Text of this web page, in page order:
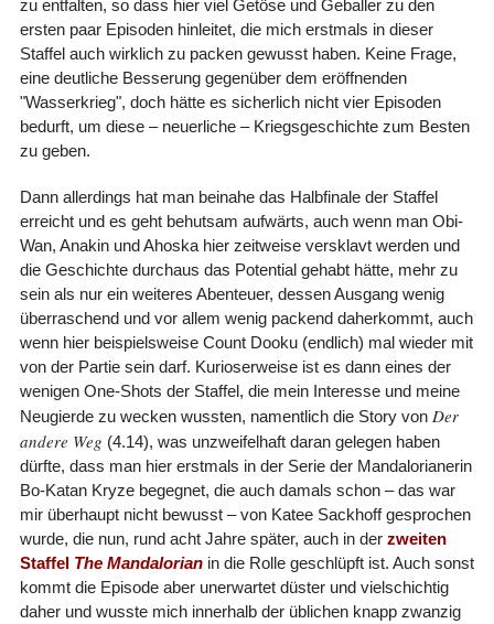
zu entfalten, so dass hier viel Getöse und Geballer zu den
ersten paar Episoden hinleitet, die mich erstmals in dieser
Staffel auch wirklich zu packen gewusst haben. Keine Frage,
eine deutliche Besserung gegenüber dem eröffnenden
"Wasserkrieg", doch hätte es sicherlich nicht vier Episoden
bedurft, um diese – neuerliche – Kriegsgeschichte zum Besten
zu geben.
Dann allerdings hat man beinahe das Halbfinale der Staffel
erreicht und es geht behutsam aufwärts, auch wenn man Obi-
Wan, Anakin und Ahoska hier zeitweise versklavt werden und
die Geschichte durchaus das Potential gehabt hätte, mehr zu
sein als nur ein weiteres Abenteuer, dessen Ausgang wenig
überraschend und vor allem wenig packend daherkommt, auch
wenn hier beispielsweise Count Dooku (endlich) mal wieder mit
von der Partie sein darf. Kurioserweise ist es dann eines der
wenigen One-Shots der Staffel, die mein Interesse und meine
Neugierde zu wecken wussten, namentlich die Story von Der
andere Weg (4.14), was unzweifelhaft daran gelegen haben
dürfte, dass man hier erstmals in der Serie der Mandalorianerin
Bo-Katan Kryze begegnet, die auch damals schon – das war
mir überhaupt nicht bewusst – von Katee Sackhoff gesprochen
wurde, die nun, rund acht Jahre später, auch in der zweiten
Staffel The Mandalorianin die Rolle geschlüpft ist. Auch sonst
kommt die Episode aber unerwartet düster und vielschichtig
daher und wusste mich innerhalb der üblichen knapp zwanzig